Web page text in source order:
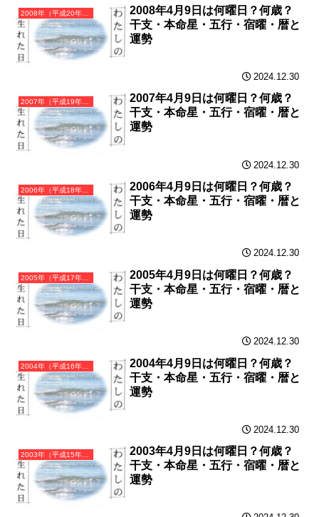
2008年（平成20年）戊子（つちのえね）・子年（ねずみ年）カレンダー（月曜はじまり）
2008年4月9日は何曜日？何歳？
干支・本命星・五行・宿曜・暦と
運勢
2024.12.30
2007年（平成19年）丁亥（ひのとい）・亥年（いのしし年）カレンダー（月曜はじまり）
2007年4月9日は何曜日？何歳？
干支・本命星・五行・宿曜・暦と
運勢
2024.12.30
2006年（平成18年）丙戌（ひのえいぬ）・戌年（いぬ年）カレンダー（月曜はじまり）
2006年4月9日は何曜日？何歳？
干支・本命星・五行・宿曜・暦と
運勢
2024.12.30
2005年（平成17年）乙酉（きのととり）・酉年（とり年）カレンダー（月曜はじまり）
2005年4月9日は何曜日？何歳？
干支・本命星・五行・宿曜・暦と
運勢
2024.12.30
2004年（平成16年）甲申（きのえさる）・申年（さる年）カレンダー（月曜はじまり）
2004年4月9日は何曜日？何歳？
干支・本命星・五行・宿曜・暦と
運勢
2024.12.30
2003年（平成15年）癸未（みずのとひつじ）・未年（ひつじ年）カレンダー（月曜はじまり）
2003年4月9日は何曜日？何歳？
干支・本命星・五行・宿曜・暦と
運勢